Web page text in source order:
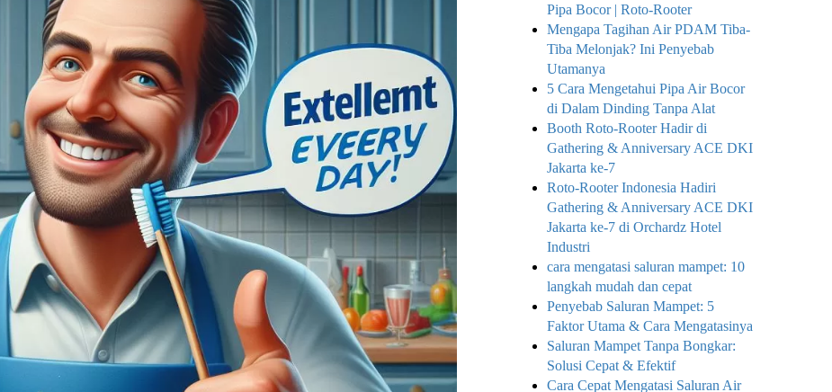
Pipa Bocor | Roto-Rooter
Mengapa Tagihan Air PDAM Tiba-
Tiba Melonjak? Ini Penyebab
Utamanya
5 Cara Mengetahui Pipa Air Bocor
di Dalam Dinding Tanpa Alat
Booth Roto-Rooter Hadir di
Gathering & Anniversary ACE DKI
Jakarta ke-7
Roto-Rooter Indonesia Hadiri
Gathering & Anniversary ACE DKI
Jakarta ke-7 di Orchardz Hotel
Industri
cara mengatasi saluran mampet: 10
langkah mudah dan cepat
Penyebab Saluran Mampet: 5
Faktor Utama & Cara Mengatasinya
Saluran Mampet Tanpa Bongkar:
Solusi Cepat & Efektif
Cara Cepat Mengatasi Saluran Air